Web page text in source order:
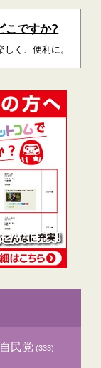
こですか?
く、便利に。
自民党 (333)